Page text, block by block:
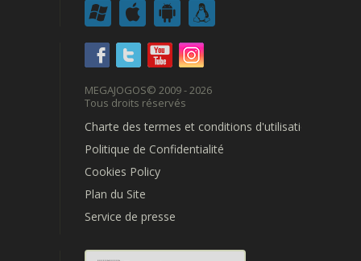
MEGAJOGOS© 2009 - 2026
Tous droits réservés
Charte des termes et conditions d'utilisation
Politique de Confidentialité
Cookies Policy
Plan du Site
Service de presse